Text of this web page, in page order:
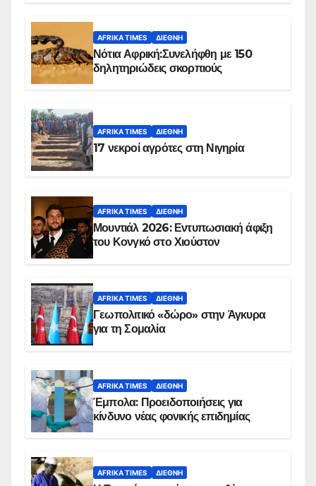
AFRIKA TIMES ΔΙΕΘΝΉ
Νότια Αφρική:Συνελήφθη με 150
δηλητηριώδεις σκορπιούς
AFRIKA TIMES ΔΙΕΘΝΉ
17 νεκροί αγρότες στη Νιγηρία
AFRIKA TIMES ΔΙΕΘΝΉ
Μουντιάλ 2026: Εντυπωσιακή άφιξη
του Κονγκό στο Χιούστον
AFRIKA TIMES ΔΙΕΘΝΉ
Γεωπολιτικό «δώρο» στην Άγκυρα
για τη Σομαλία
AFRIKA TIMES ΔΙΕΘΝΉ
Έμπολα: Προειδοποιήσεις για
κίνδυνο νέας φονικής επιδημίας
AFRIKA TIMES ΔΙΕΘΝΉ